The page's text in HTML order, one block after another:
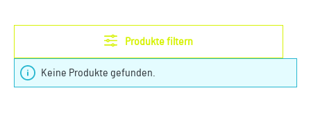
Produkte filtern
Keine Produkte gefunden.